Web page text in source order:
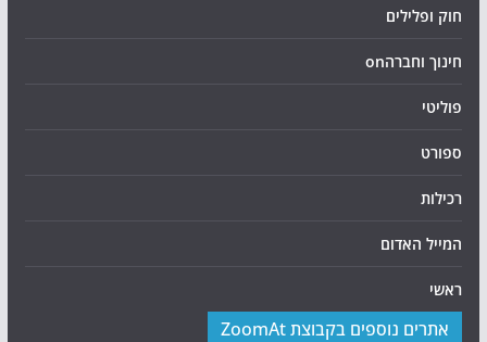
חוק ופלילים
חינוך וחברהon
פוליטי
ספורט
רכילות
המייל האדום
ראשי
אתרים נוספים בקבוצת ZoomAt